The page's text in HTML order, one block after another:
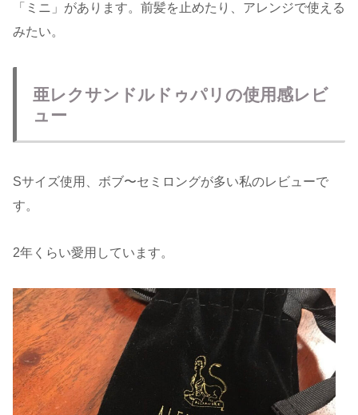
「ミニ」があります。前髪を止めたり、アレンジで使える
みたい。
亜レクサンドルドゥパリの使用感レビ
ュー
Sサイズ使用、ボブ〜セミロングが多い私のレビューで
す。
2年くらい愛用しています。